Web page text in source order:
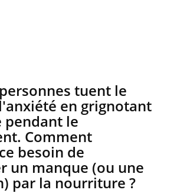
tuent le
en grignotant
pendant le
Comment
besoin de
un manque (ou une
par la nourriture ?